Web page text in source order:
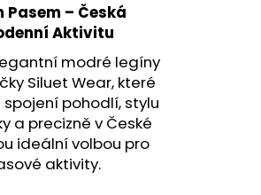
– Česká
Aktivitu
modré legíny
Siluet Wear, které
pohodlí, stylu
a precizně v České
ideální volbou pro
aktivity.